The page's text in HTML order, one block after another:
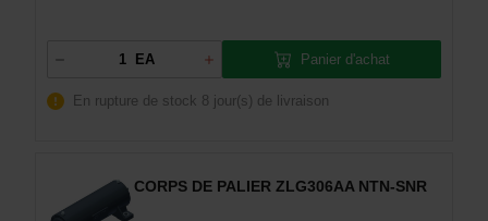
EA Panier d'achat
En rupture de stock 8 jour(s) de livraison
CORPS DE PALIER ZLG306AA NTN-SNR